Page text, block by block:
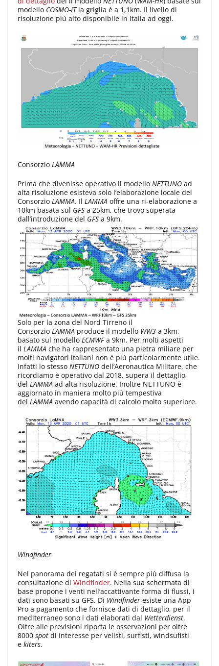
modello COSMO-ITla griglia è a 1,1km. Il livello di
risoluzione più alto disponibile in Italia ad oggi.
Consorzio LAMMA
Prima che divenisse operativo il modello NETTUNO ad
alta risoluzione esisteva solo l’elaborazione locale del
Consorzio LAMMA. Il LAMMA offre una ri-elaborazione a
10km basata sul GFS a 25km, che trovo superata
dall’introduzione del GFS a 9km.
Solo per la zona del Nord Tirreno il
Consorzio LAMMA produce il modello WW3 a 3km,
basato sul modello ECMWFa 9km. Per molti aspetti
il LAMMA che ha rappresentato una pietra miliare per
molti navigatori italiani non è più particolarmente utile.
Infatti lo stesso NETTUNO dell’Aeronautica Militare, che
ricordiamo è operativo dal 2018, supera il dettaglio
del LAMMA ad alta risoluzione. Inoltre NETTUNO è
aggiornato in maniera molto più tempestiva
del LAMMA avendo capacità di calcolo molto superiore.
Windfinder
Nel panorama dei regatati si è sempre più diffusa la
consultazione di Windfinder. Nella sua schermata di
base propone i venti nell’accattivante forma di flussi, i
dati sono basati su GFS. Di Windfinder esiste una App
Pro a pagamento che fornisce dati di dettaglio, per il
mediterraneo sono i dati elaborati dal Wetterdienst.
Oltre alle previsioni riporta le osservazioni per oltre
8000 spot di interesse per velisti, surfisti, windsufisti
e kiters.